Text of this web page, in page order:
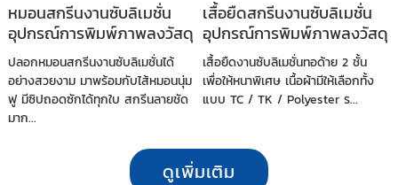
หมอนสกรีนงานซับลิเมชั่น
อุปกรณ์การพิมพ์ภาพลงวัสดุ
ปลอกหมอนสกรีนงานซับลิเมชั่นได้
อย่างสวยงาม มาพร้อมกับไส้หมอนนุ่ม
ฟู มีซิปถอดซักได้ทุกใบ สกรีนลายชัด
มาก...
เสื้อยืดสกรีนงานซับลิเมชั่น
อุปกรณ์การพิมพ์ภาพลงวัสดุ
เสื้อยืดงานซับลิเมชั่นทอด้าย 2 ชั้น
เพื่อให้หนาพิเศษ เนื้อผ้ามีให้เลือกทั้ง
แบบ TC / TK / Polyester ร...
ดูเพิ่มเติม